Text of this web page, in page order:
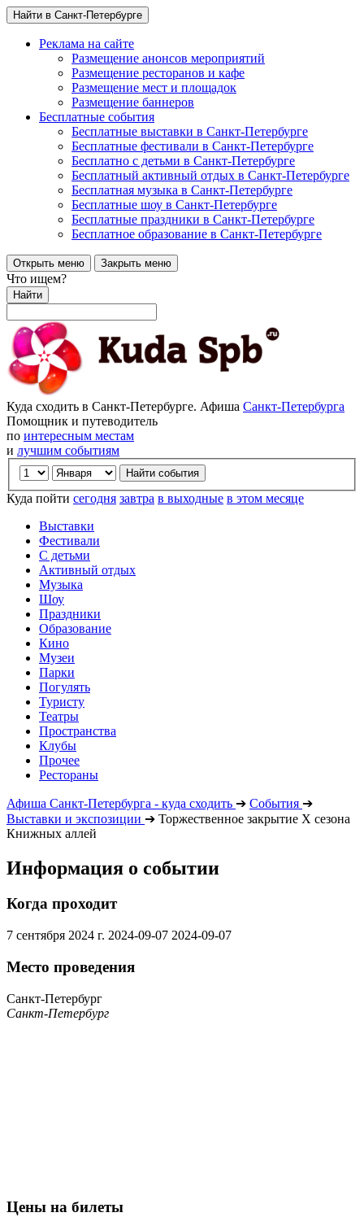
Найти в Санкт-Петербурге
Реклама на сайте
Размещение анонсов мероприятий
Размещение ресторанов и кафе
Размещение мест и площадок
Размещение баннеров
Бесплатные события
Бесплатные выставки в Санкт-Петербурге
Бесплатные фестивали в Санкт-Петербурге
Бесплатно с детьми в Санкт-Петербурге
Бесплатный активный отдых в Санкт-Петербурге
Бесплатная музыка в Санкт-Петербурге
Бесплатные шоу в Санкт-Петербурге
Бесплатные праздники в Санкт-Петербурге
Бесплатное образование в Санкт-Петербурге
Открыть меню Закрыть меню
Что ищем?
Найти
Куда сходить в Санкт-Петербурге. Афиша Санкт-Петербурга
Помощник и путеводитель
по интересным местам
и лучшим событиям
Куда пойти сегодня завтра в выходные в этом месяце
Выставки
Фестивали
С детьми
Активный отдых
Музыка
Шоу
Праздники
Образование
Кино
Музеи
Парки
Погулять
Туристу
Театры
Пространства
Клубы
Прочее
Рестораны
Афиша Санкт-Петербурга - куда сходить ➔ События ➔
Выставки и экспозиции ➔ Торжественное закрытие Х сезона
Книжных аллей
Информация о событии
Когда проходит
7 сентября 2024 г. 2024-09-07 2024-09-07
Место проведения
Санкт-Петербург
Санкт-Петербург
Цены на билеты